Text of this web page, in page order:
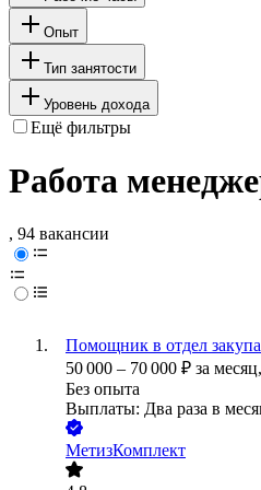
Опыт
Тип занятости
Уровень дохода
Ещё фильтры
Работа
, 94 вакансии
Помощник в отдел
50 000 – 70 000 ₽ за месяц,
Без опыта
Выплаты: Два раза в
МетизКомплект